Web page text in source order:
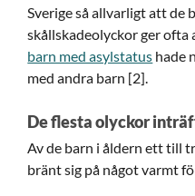
Sverige så allvarligt att de
skållskadeolyckor ger ofta
barn med asylstatus hade
med andra barn [2].
De flesta olyckor
Av de barn i åldern ett till
bränt sig på något varmt